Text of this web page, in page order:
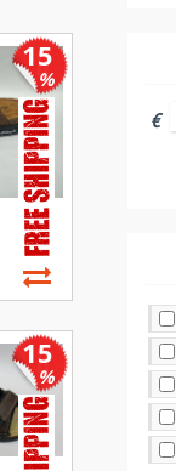
15
%
15
%
€